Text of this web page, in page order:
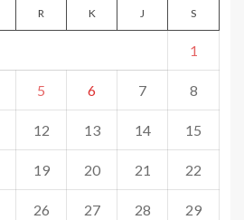
R K J S
1
5 6 7 8
12 13 14 15
19 20 21 22
26 27 28 29